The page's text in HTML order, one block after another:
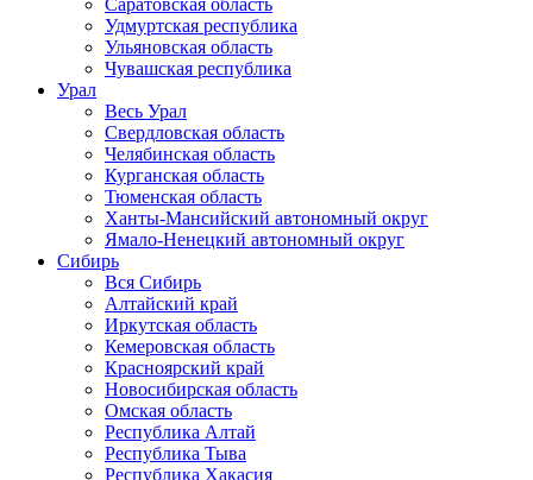
Саратовская область
Удмуртская республика
Ульяновская область
Чувашская республика
Урал
Весь Урал
Свердловская область
Челябинская область
Курганская область
Тюменская область
Ханты-Мансийский автономный округ
Ямало-Ненецкий автономный округ
Сибирь
Вся Сибирь
Алтайский край
Иркутская область
Кемеровская область
Красноярский край
Новосибирская область
Омская область
Республика Алтай
Республика Тыва
Республика Хакасия